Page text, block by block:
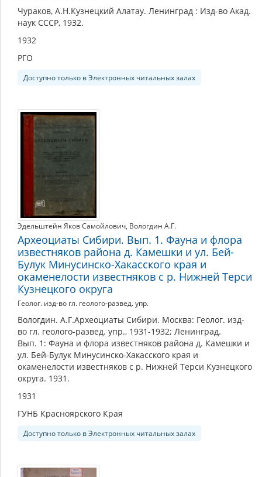
Чураков, А.Н.Кузнецкий Алатау. Ленинград : Изд-во Акад.
наук СССР, 1932.
1932
РГО
Доступно только в Электронных читальных залах
Эдельштейн Яков Самойлович, Вологдин А.Г.
Археоциаты Сибири. Вып. 1. Фауна и флора
известняков района д. Камешки и ул. Бей-
Булук Минусинско-Хакасского края и
окаменелости известняков с р. Нижней Терси
Кузнецкого округа
Геолог. изд-во гл. геолого-развед. упр.
Вологдин. А.Г.Археоциаты Сибири. Москва: Геолог. изд-
во гл. геолого-развед. упр., 1931-1932; Ленинград.
Вып. 1: Фауна и флора известняков района д. Камешки и
ул. Бей-Булук Минусинско-Хакасского края и
окаменелости известняков с р. Нижней Терси Кузнецкого
округа. 1931.
1931
ГУНБ Красноярского Края
Доступно только в Электронных читальных залах